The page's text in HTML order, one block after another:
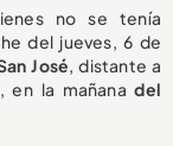
no se tenía
del jueves, 6 de
José, distante a
en la mañana del